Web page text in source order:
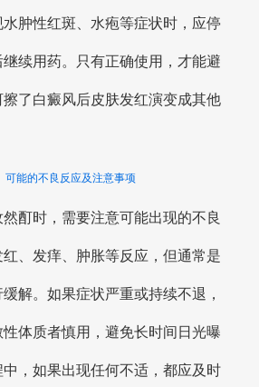
水肿性红斑、水疱等症状时，应停
续用药。只有正确使用，才能避
了白癜风后皮肤发红演变成其他
可能的不良反应及注意事项
酊时，需要注意可能出现的不良
、发痒、肿胀等反应，但通常是
解。如果症状严重或持续不退，
体质者慎用，避免长时间日光曝
，如果出现任何不适，都应及时